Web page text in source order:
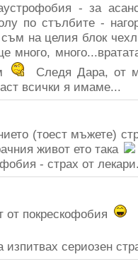
- за
по стълбите -
на целия блок
много,
Следя Дара, от
всички я имаме...
(тоест мъжете)
живот ето така
- страх от
от покрескофобия
изпитвах сериозен